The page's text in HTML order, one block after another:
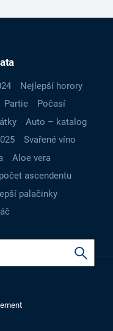
Nejlepší horory
Partie
Počasí
Auto – katalog
Svařené víno
Aloe vera
ascendentu
palačinky